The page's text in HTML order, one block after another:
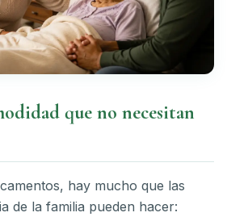
que no necesitan
hay mucho que las
de la familia pueden hacer: